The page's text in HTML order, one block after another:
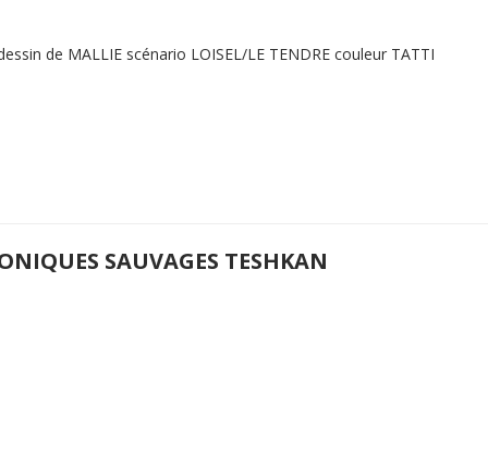
de MALLIE scénario LOISEL/LE TENDRE couleur TATTI
SAUVAGES TESHKAN